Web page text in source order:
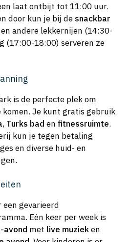
laat ontbijt tot 11:00 uur.
door kun je bij de snackbar
andere lekkernijen (14:30-
(17:00-18:00) serveren ze
is de perfecte plek om
Je kunt gratis gebruik
, Turks bad en fitnessruimte.
kun je tegen betaling
en diverse huid- en
gevarieerd
Eén keer per week is
avond met live muzieken